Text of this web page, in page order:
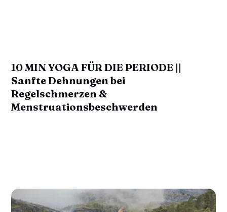
10 MIN YOGA FÜR DIE PERIODE ||
Sanfte Dehnungen bei
Regelschmerzen &
Menstruationsbeschwerden